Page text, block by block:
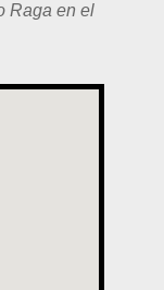
Raga en el